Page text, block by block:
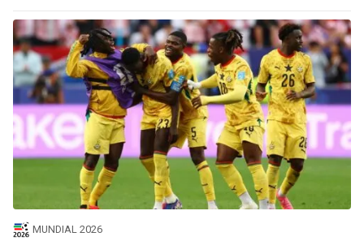
MUNDIAL 2026